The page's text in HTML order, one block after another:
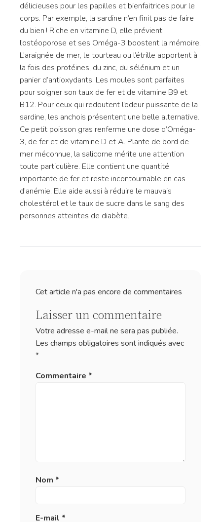
délicieuses pour les papilles et bienfaitrices pour le
corps. Par exemple, la sardine n’en finit pas de faire
du bien ! Riche en vitamine D, elle prévient
l’ostéoporose et ses Oméga-3 boostent la mémoire.
L’araignée de mer, le tourteau ou l’étrille apportent à
la fois des protéines, du zinc, du sélénium et un
panier d’antioxydants. Les moules sont parfaites
pour soigner son taux de fer et de vitamine B9 et
B12. Pour ceux qui redoutent l’odeur puissante de la
sardine, les anchois présentent une belle alternative.
Ce petit poisson gras renferme une dose d’Oméga-
3, de fer et de vitamine D et A. Plante de bord de
mer méconnue, la salicorne mérite une attention
toute particulière. Elle contient une quantité
importante de fer et reste incontournable en cas
d’anémie. Elle aide aussi à réduire le mauvais
cholestérol et le taux de sucre dans le sang des
personnes atteintes de diabète.
Cet article n'a pas encore de commentaires
Laisser un commentaire
Votre adresse e-mail ne sera pas publiée.
Les champs obligatoires sont indiqués avec
*
Commentaire *
Nom *
E-mail *